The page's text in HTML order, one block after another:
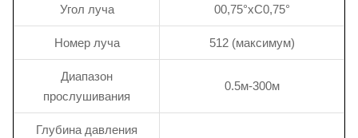
Угол луча 00,75°xC0,75°
Номер луча 512 (максимум)
Диапазон
прослушивания
0.5м-300м
Глубина давления